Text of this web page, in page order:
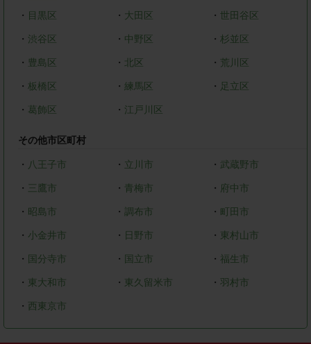
・ 目黒区 ・ 大田区 ・世田谷区
・ 渋谷区 ・ 中野区 ・杉並区
・ 豊島区 ・ 北区 ・ 荒川区
・ 板橋区 ・ 練馬区 ・ 足立区
・ 葛飾区 ・ 江戸川区
その他市区町村
・ 八王子市 ・ 立川市 ・ 武蔵野市
・ 三鷹市 ・ 青梅市 ・ 府中市
・ 昭島市 ・ 調布市 ・ 町田市
・ 小金井市 ・ 日野市 ・ 東村山市
・ 国分寺市 ・ 国立市 ・ 福生市
・ 東大和市 ・ 東久留米市 ・羽村市
・ 西東京市